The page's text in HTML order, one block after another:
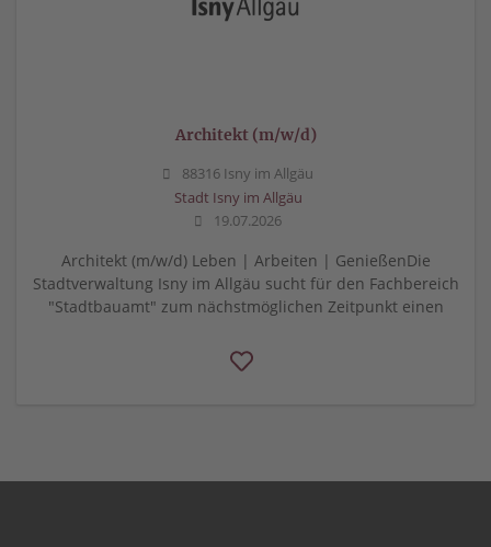
Architekt (m/w/d)
88316 Isny im Allgäu
Stadt Isny im Allgäu
19.07.2026
Architekt (m/w/d) Leben | Arbeiten | GenießenDie
Stadtverwaltung Isny im Allgäu sucht für den Fachbereich
"Stadtbauamt" zum nächstmöglichen Zeitpunkt einen